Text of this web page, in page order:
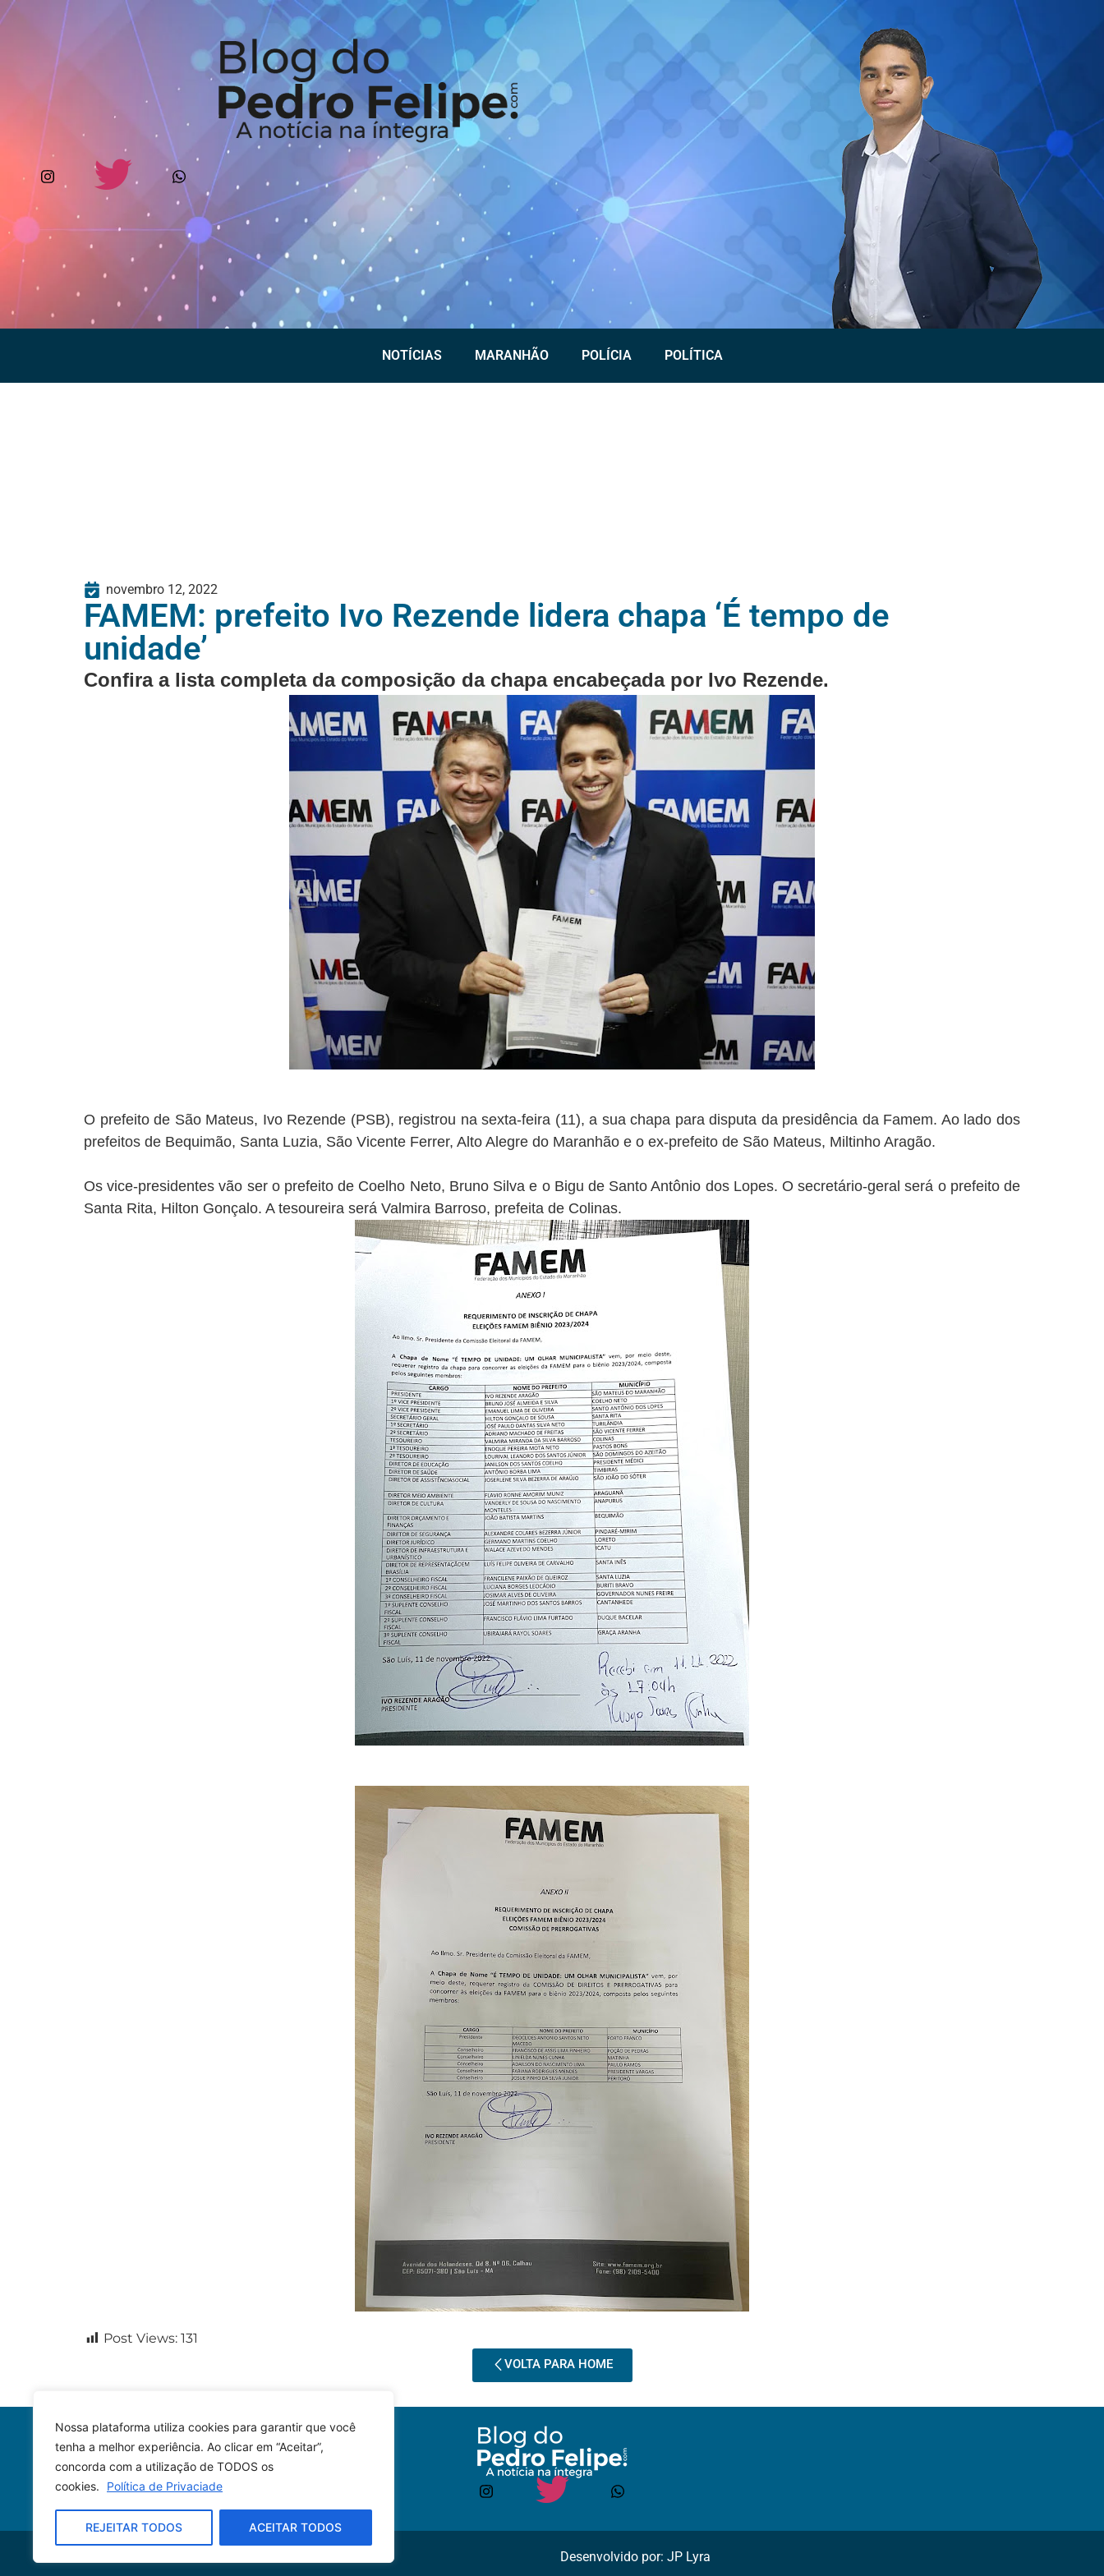
Nossa plataforma utiliza cookies para garantir que você
tenha a melhor experiência. Ao clicar em “Aceitar”,
concorda com a utilização de TODOS os
cookies.
Política de Privaciade
REJEITAR TODOS ACEITAR TODOS
NOTÍCIAS MARANHÃO POLÍCIA POLÍTICA
novembro 12, 2022
FAMEM: prefeito Ivo Rezende lidera chapa ‘É tempo de
unidade’
Confira a lista completa da composição da chapa encabeçada por Ivo Rezende.
O prefeito de São Mateus, Ivo Rezende (PSB), registrou na sexta-feira (11), a sua chapa para disputa da presidência da Famem. Ao lado dos
prefeitos de Bequimão, Santa Luzia, São Vicente Ferrer, Alto Alegre do Maranhão e o ex-prefeito de São Mateus, Miltinho Aragão.
Os vice-presidentes vão ser o prefeito de Coelho Neto, Bruno Silva e o Bigu de Santo Antônio dos Lopes. O secretário-geral será o prefeito de
Santa Rita, Hilton Gonçalo. A tesoureira será Valmira Barroso, prefeita de Colinas.
Post Views: 131
VOLTA PARA HOME
© 2023 – Todos os direitos reservados. Desenvolvido por: JP Lyra